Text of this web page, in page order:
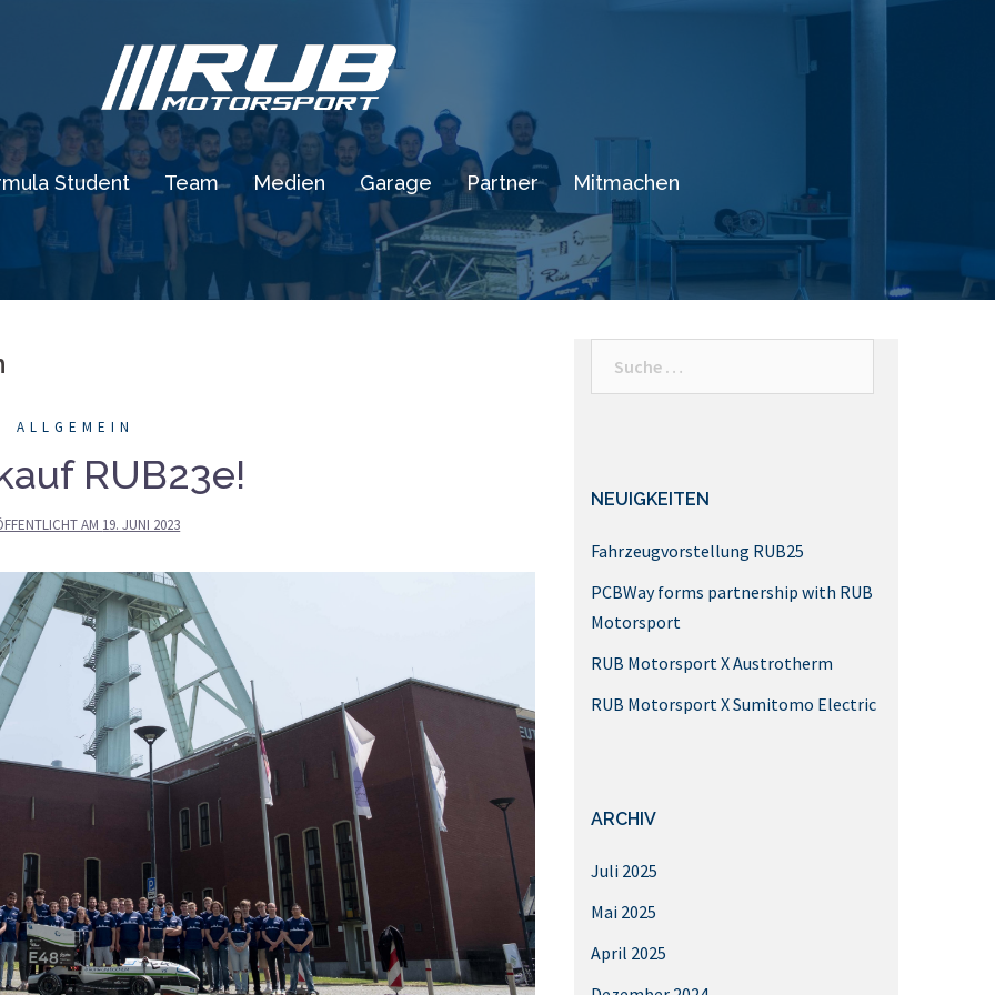
Student Team Medien Garage Partner Mitmachen
ALLGEMEIN
RUB23e!
AM 19. JUNI 2023
NEUIGKEITEN
Fahrzeugvorstellung RUB25
PCBWay forms partnership with RUB
Motorsport
RUB Motorsport X Austrotherm
RUB Motorsport X Sumitomo Electric
ARCHIV
Juli 2025
Mai 2025
April 2025